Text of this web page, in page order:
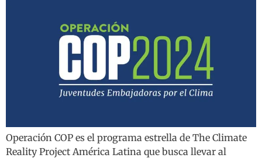
Operación COP es el programa estrella de The Climate
Reality Project América Latina que busca llevar al